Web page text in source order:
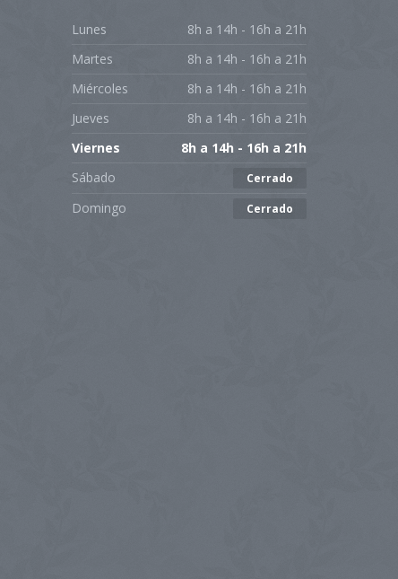
Lunes
8h a 14h - 16h a 21h
Martes
8h a 14h - 16h a 21h
Miércoles
8h a 14h - 16h a 21h
Jueves
8h a 14h - 16h a 21h
Viernes
8h a 14h - 16h a 21h
Sábado
Cerrado
Domingo Cerrado